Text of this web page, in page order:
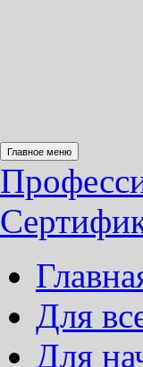
Главное меню
Для
Для